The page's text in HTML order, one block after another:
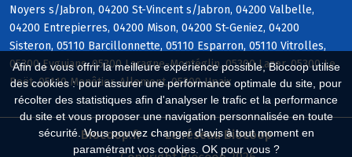
Afin de vous offrir la meilleure expérience possible, Biocoop utilise
des cookies : pour assurer une performance optimale du site, pour
récolter des statistiques afin d'analyser le trafic et la performance
du site et vous proposer une navigation personnalisée en toute
sécurité. Vous pouvez changer d'avis à tout moment en
paramétrant vos cookies. OK pour vous ?
Noyers s/Jabron, 04200 St-Vincent s/Jabron, 04200 Valbelle,
04200 Entrepierres, 04200 Mison, 04200 St-Geniez, 04200
Sisteron, 05110 Barcillonnette, 05110 Esparron, 05110 Vitrolles,
05300 Eyguians, 05300 Laragne-Montéglin, 05300 Lazer, 05300 Le
Poët, 05110 Monêtier-Allemont, 05300 Upaix
Biocoop.fr
Le réseau Biocoop